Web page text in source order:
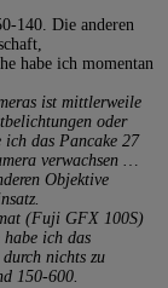
140. Die anderen
habe ich momentan
ist mittlerweile
oder
ich das Pancake 27
verwachsen …
Objektive
(Fuji GFX 100S)
ich das
nichts zu
150-600.